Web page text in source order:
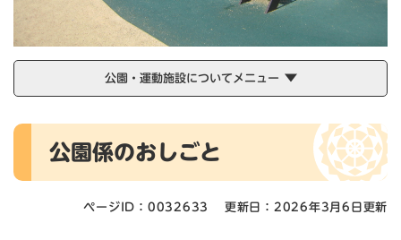
公園・運動施設についてメニュー
本
公園係のおしごと
ページID：0032633 更新日：2026年3月6日更新